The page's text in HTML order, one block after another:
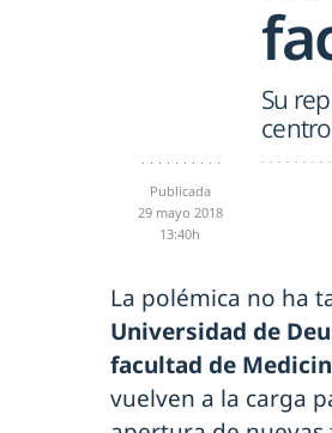
Su
Publicada
29 mayo 2018
13:40h
La polémica no ha
Universidad de
facultad de
vuelven a la carga